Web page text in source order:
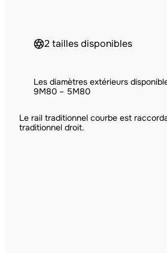
2 tailles disponibles
Les diamètres extérieurs
9M80 – 5M80
Le rail traditionnel courbe est
traditionnel droit.